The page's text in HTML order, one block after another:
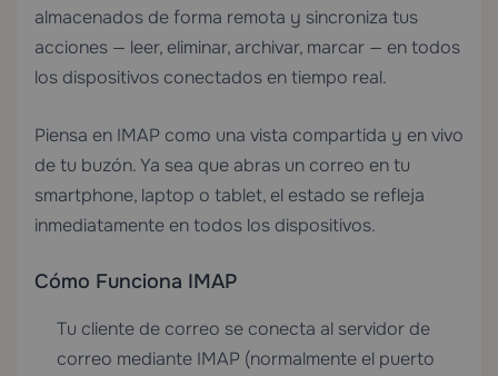
almacenados de forma remota y sincroniza tus
acciones — leer, eliminar, archivar, marcar — en todos
los dispositivos conectados en tiempo real.
Piensa en IMAP como una vista compartida y en vivo
de tu buzón. Ya sea que abras un correo en tu
smartphone, laptop o tablet, el estado se refleja
inmediatamente en todos los dispositivos.
Cómo Funciona IMAP
Tu cliente de correo se conecta al servidor de
correo mediante IMAP (normalmente el puerto